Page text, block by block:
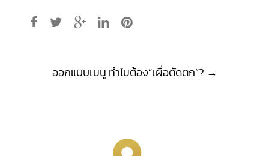
Post
navigation
ออกแบบเมนู ทำไมต้อง”เผื่อตัดตก”? →